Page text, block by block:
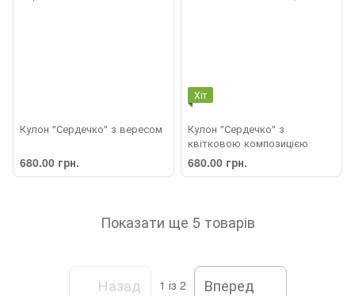
Кулон "Сердечко" з вересом
680.00 грн.
Хіт
Кулон "Сердечко" з
квітковою композицією
680.00 грн.
Показати ще 5 товарів
Назад 1 із 2 Вперед